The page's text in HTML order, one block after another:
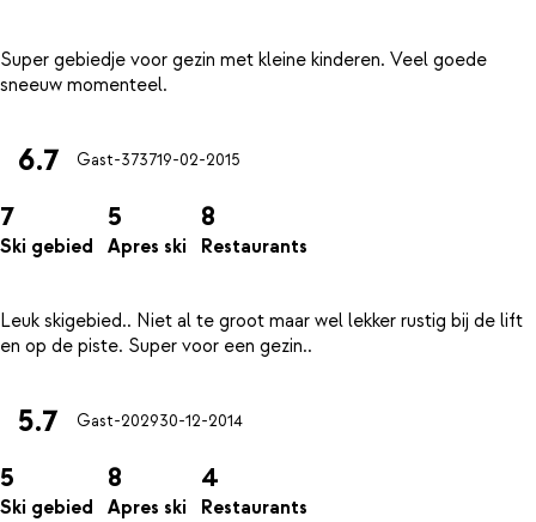
Super gebiedje voor gezin met kleine kinderen. Veel goede
6.7 Gast-373719-02-2015
7
Ski gebied
5
Apres ski
8
Restaurants
Leuk skigebied.. Niet al te groot maar wel lekker rustig bij de lift
5.7 Gast-202930-12-2014
5
Ski gebied
8
Apres ski
4
Restaurants